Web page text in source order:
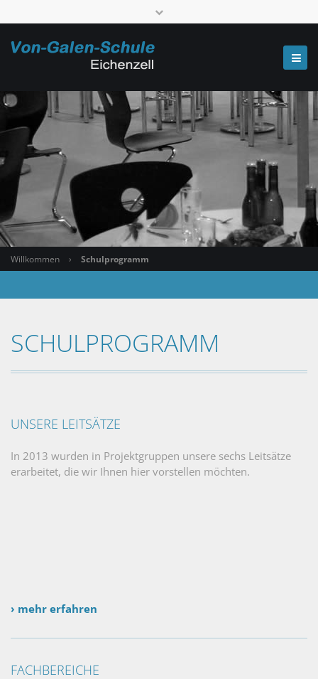
poststelle.7667@schule.landkreis-fulda.de
Willkommen › Schulprogramm
SCHULPROGRAMM
UNSERE LEITSÄTZE
In 2013 wurden in Projektgruppen unsere sechs Leitsätze
erarbeitet, die wir Ihnen hier vorstellen möchten.
› mehr erfahren
FACHBEREICHE